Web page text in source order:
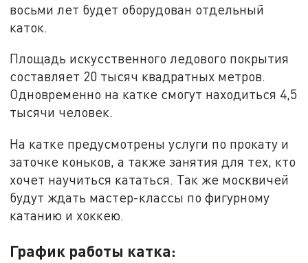
восьми лет будет оборудован отдельный
каток.
Площадь искусственного ледового покрытия
составляет 20 тысяч квадратных метров.
Одновременно на катке смогут находиться 4,5
тысячи человек.
На катке предусмотрены услуги по прокату и
заточке коньков, а также занятия для тех, кто
хочет научиться кататься. Так же москвичей
будут ждать мастер-классы по фигурному
катанию и хоккею.
График работы катка: